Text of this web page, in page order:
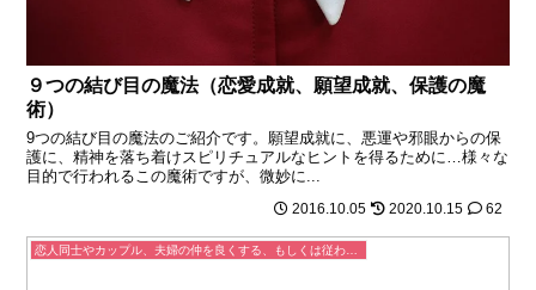
９つの結び目の魔法（恋愛成就、願望成就、保護の魔
術）
9つの結び目の魔法のご紹介です。願望成就に、悪運や邪眼からの保
護に、精神を落ち着けスピリチュアルなヒントを得るために…様々な
目的で行われるこの魔術ですが、微妙に...
2016.10.05 2020.10.15 62
恋人同士やカップル、夫婦の仲を良くする、もしくは従わせるおまじない